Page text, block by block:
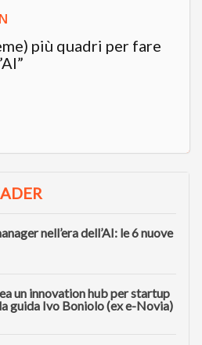
più quadri per fare
nell’era dell’AI: le 6 nuove
un innovation hub per startup
guida Ivo Boniolo (ex e-Novia)